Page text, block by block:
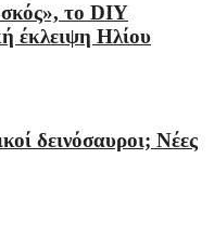
το DIY
έκλειψη Ηλίου
δεινόσαυροι; Νέες